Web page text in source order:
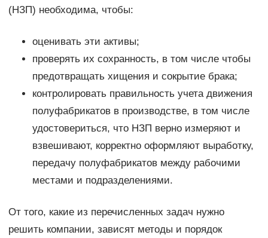
(НЗП) необходима, чтобы:
оценивать эти активы;
проверять их сохранность, в том числе чтобы
предотвращать хищения и сокрытие брака;
контролировать правильность учета движения
полуфабрикатов в производстве, в том числе
удостовериться, что НЗП верно измеряют и
взвешивают, корректно оформляют выработку,
передачу полуфабрикатов между рабочими
местами и подразделениями.
От того, какие из перечисленных задач нужно
решить компании, зависят методы и порядок